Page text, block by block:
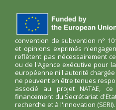
convention de subvention n°
et opinions exprimés
reflètent pas nécessairement
ou de l'Agence exécutive pour
européenne ni l'autorité
ne peuvent en être tenues
associé au projet NATAE,
financement du Secrétariat
recherche et à l'innovation (SERI).